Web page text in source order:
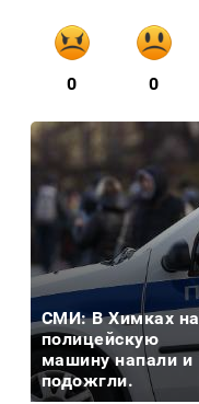
0 0
СМИ: В Химках на
полицейскую
машину напали и
подожгли.